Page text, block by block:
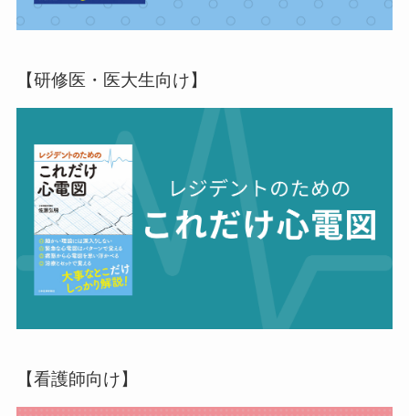
【研修医・医大生向け】
【看護師向け】